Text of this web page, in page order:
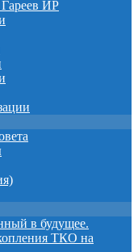
ИР
в будущее.
ТКО на